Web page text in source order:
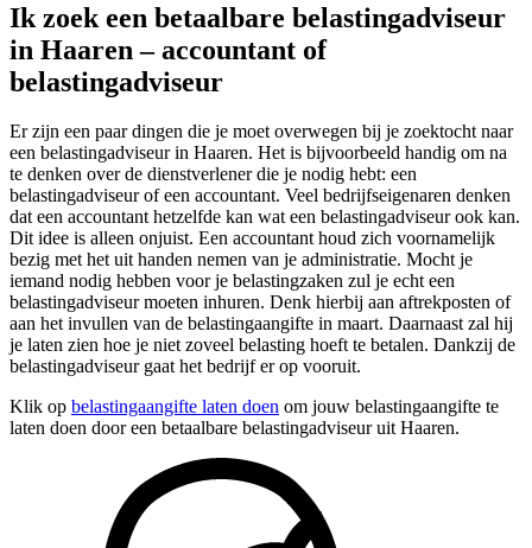
Ik zoek een betaalbare belastingadviseur
in Haaren – accountant of
belastingadviseur
Er zijn een paar dingen die je moet overwegen bij je zoektocht naar
een belastingadviseur in Haaren. Het is bijvoorbeeld handig om na
te denken over de dienstverlener die je nodig hebt: een
belastingadviseur of een accountant. Veel bedrijfseigenaren denken
dat een accountant hetzelfde kan wat een belastingadviseur ook kan.
Dit idee is alleen onjuist. Een accountant houd zich voornamelijk
bezig met het uit handen nemen van je administratie. Mocht je
iemand nodig hebben voor je belastingzaken zul je echt een
belastingadviseur moeten inhuren. Denk hierbij aan aftrekposten of
aan het invullen van de belastingaangifte in maart. Daarnaast zal hij
je laten zien hoe je niet zoveel belasting hoeft te betalen. Dankzij de
belastingadviseur gaat het bedrijf er op vooruit.
Klik op belastingaangifte laten doen om jouw belastingaangifte te
laten doen door een betaalbare belastingadviseur uit Haaren.